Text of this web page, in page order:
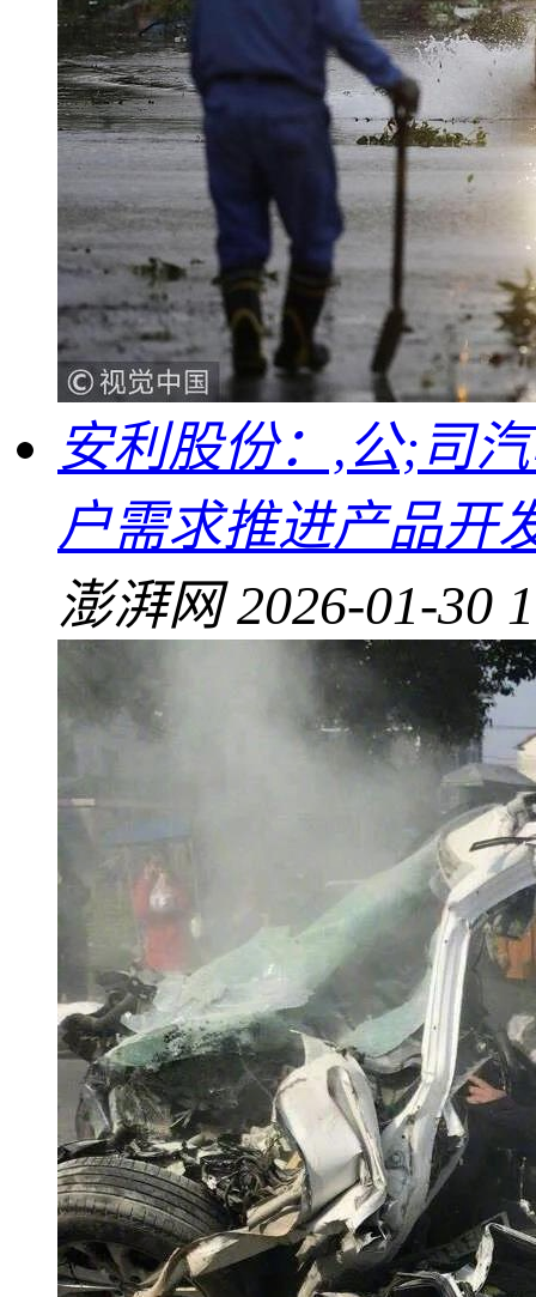
安利股份：,公;司
户需求推进产品开
澎湃网 2026-01-30